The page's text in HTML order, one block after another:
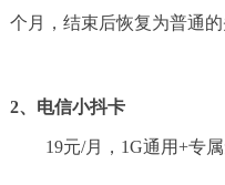
个月，结束后恢复为普通的
2、电信小抖卡
19元/月，1G通用+专